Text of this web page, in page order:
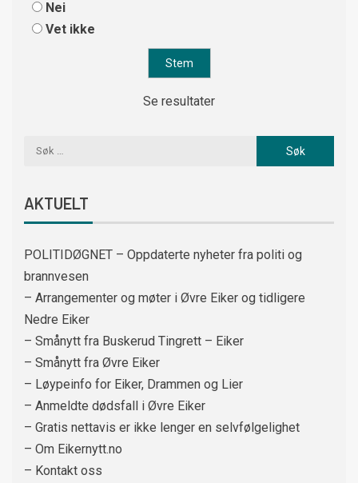
Nei
Vet ikke
Se resultater
AKTUELT
POLITIDØGNET – Oppdaterte nyheter fra politi og
brannvesen
– Arrangementer og møter i Øvre Eiker og tidligere
Nedre Eiker
– Smånytt fra Buskerud Tingrett – Eiker
– Smånytt fra Øvre Eiker
– Løypeinfo for Eiker, Drammen og Lier
– Anmeldte dødsfall i Øvre Eiker
– Gratis nettavis er ikke lenger en selvfølgelighet
– Om Eikernytt.no
– Kontakt oss